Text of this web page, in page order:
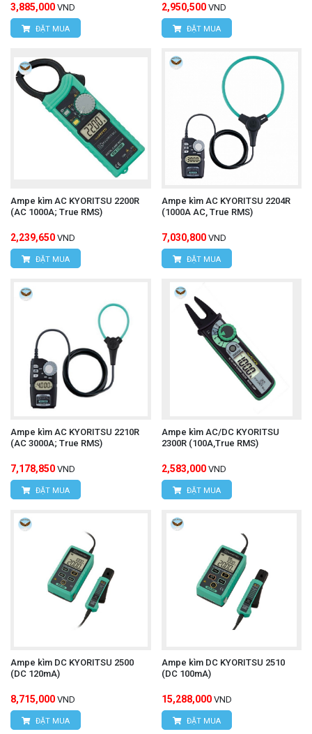
3,885,000 VND
ĐẶT MUA
2,950,500 VND
ĐẶT MUA
Ampe kìm AC KYORITSU 2200R
(AC 1000A; True RMS)
2,239,650 VND
ĐẶT MUA
Ampe kìm AC KYORITSU 2204R
(1000A AC, True RMS)
7,030,800 VND
ĐẶT MUA
Ampe kìm AC KYORITSU 2210R
(AC 3000A; True RMS)
7,178,850 VND
ĐẶT MUA
Ampe kìm AC/DC KYORITSU
2300R (100A,True RMS)
2,583,000 VND
ĐẶT MUA
Ampe kìm DC KYORITSU 2500
(DC 120mA)
8,715,000 VND
ĐẶT MUA
Ampe kìm DC KYORITSU 2510
(DC 100mA)
15,288,000 VND
ĐẶT MUA